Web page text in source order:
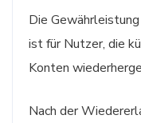
Die
ist für Nutzer, die
Konten
Nach der